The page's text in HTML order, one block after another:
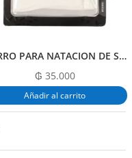
GORRO PARA NATACION DE SILICONA INTEX
₲ 35.000
Añadir al carrito